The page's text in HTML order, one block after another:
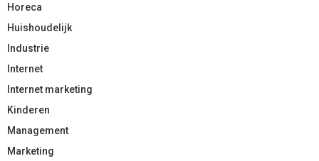
Horeca
Huishoudelijk
Industrie
Internet
Internet marketing
Kinderen
Management
Marketing